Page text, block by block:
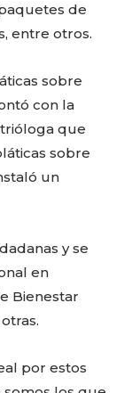
de
entre otros.
sobre
con la
que
sobre
un
y se
en
Bienestar
por estos